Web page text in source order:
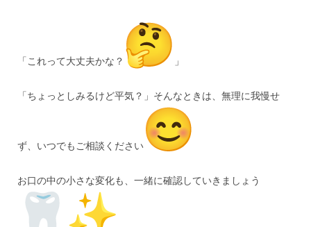
「これって大丈夫かな？ 」
「ちょっとしみるけど平気？」そんなときは、無理に我慢せ
ず、いつでもご相談ください
お口の中の小さな変化も、一緒に確認していきましょう